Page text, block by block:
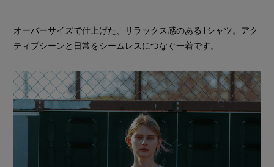
オーバーサイズで仕上げた、リラックス感のあるTシャツ。アク
ティブシーンと日常をシームレスにつなぐ一着です。